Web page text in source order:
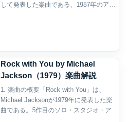
して発表した楽曲である。1987年のアル
Rock with You by Michael
Jackson（1979）楽曲解説
1. 楽曲の概要「Rock with You」は、
Michael Jacksonが1979年に発表した楽
曲である。5作目のソロ・スタジオ・アル